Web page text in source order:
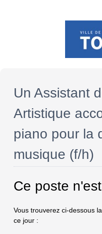
Un Assistant
Artistique
piano pour la
musique (f/h)
Ce poste
Vous trouverez ci-dessous
ce jour :